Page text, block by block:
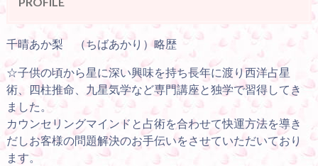
千晴あか梨 （ちばあかり）略歴
☆子供の頃から星に深い興味を持ち長年に渡り西洋占星
術、四柱推命、九星気学など専門講座と独学で習得してき
ました。
カウンセリングマインドと占術を合わせて快運方法を導き
だしお客様の問題解決のお手伝いをさせていただいており
ます。